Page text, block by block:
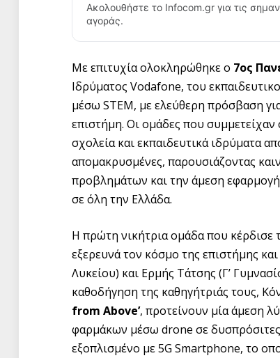
Ακολουθήστε το Infocom.gr για τις
αγοράς.
Με επιτυχία ολοκληρώθηκε ο 7ος
Ιδρύματος Vodafone, του
μέσω STEM, με ελεύθερη πρόσβαση
επιστήμη. Οι ομάδες που
σχολεία και εκπαιδευτικά ιδρύματα
απομακρυσμένες, παρουσιάζοντας
προβλημάτων και την άμεση
σε όλη την Ελλάδα.
Η πρώτη νικήτρια ομάδα που κέρδισε
εξερευνά τον κόσμο της επιστήμης
Λυκείου) και Ερμής Τάτσης (Γ’
καθοδήγηση της καθηγήτριάς τους,
from Above’, προτείνουν μία άμεση
φαρμάκων μέσω drone σε δυσπρόσιτες
εξοπλισμένο με 5G Smartphone, το